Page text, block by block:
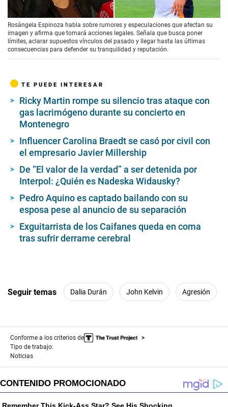
00:00/02:06
Rosángela Espinoza habla sobre rumores y especulaciones que afectan su
imagen y afirma que tomará acciones legales. Señala que busca poner
límites, aclarar supuestos vínculos del pasado y llegar hasta las últimas
consecuencias para defender su tranquilidad y reputación.
TE PUEDE INTERESAR
Ricky Martin rompe su silencio tras ataque con
gas lacrimógeno durante su concierto en
Montenegro
Influencer Carolina Braedt se casó por civil con
el empresario Javier Millership
De “El valor de la verdad” a ser detenida por
Interpol: ¿Quién es Nadeska Widausky?
Pedro Aquino es captado bailando con su
esposa pese al anuncio de su separación
Exguitarrista de los Caifanes queda en coma
tras sufrir derrame cerebral
Seguir temas Dalia Durán John Kelvin Agresión
Conforme a los criterios de
Tipo de trabajo:
Noticias